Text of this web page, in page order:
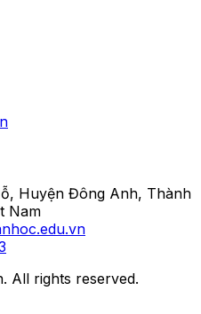
bức ảnh
xinh xắn
Huyện Đông Anh, Thành
Nam
All rights reserved.